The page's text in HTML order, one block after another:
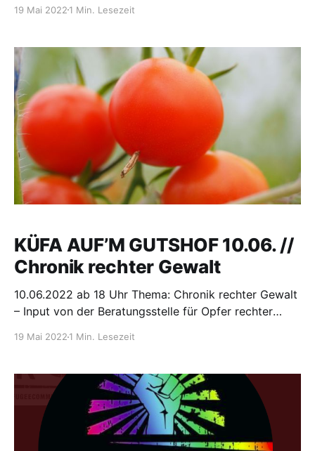
besucht uns die Wuppertaler Klezmergruppe
Liederprogramm zu Speis und Trank und
Lebensfreude. Auf der akustischen Speisekarte von
„Bagels, Borscht und Bulbes“
19 Mai 2022 1 Min. Lesezeit
KÜFA AUF’M GUTSHOF 10.06. //
Chronik rechter Gewalt
10.06.2022 ab 18 Uhr Thema: Chronik rechter Gewalt
– Input von der Beratungsstelle für Opfer rechter
kochen und wir kommen in den Austausch über
19 Mai 2022 1 Min. Lesezeit